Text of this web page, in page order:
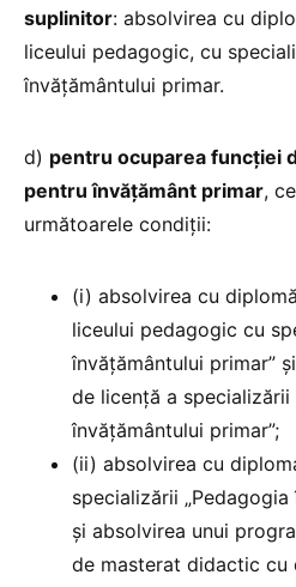
suplinitor: absolvirea cu
liceului pedagogic, cu
învățământului primar.
d) pentru ocuparea funcției
pentru învățământ primar,
următoarele condiții:
(i) absolvirea cu
liceului pedagogic cu
învățământului primar”
de licență a specializării
învățământului primar”;
(ii) absolvirea cu
specializării
și absolvirea unui
de masterat didactic cu